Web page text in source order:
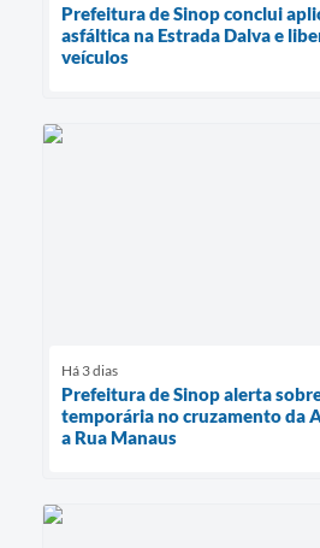
Prefeitura de Sinop conclui
asfáltica na Estrada Dalva e
veículos
Há 3 dias
Prefeitura de Sinop alerta
temporária no cruzamento da
a Rua Manaus